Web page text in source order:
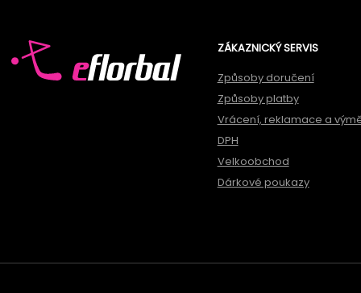
ZÁKAZNICKÝ SERVIS
Způsoby doručení
Způsoby platby
Vrácení, reklamace a
DPH
Velkoobchod
Dárkové poukazy